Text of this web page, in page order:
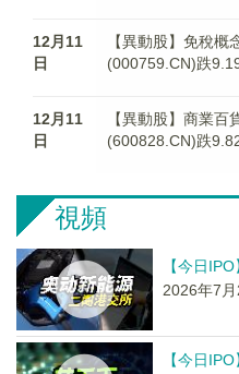
12月11
日
【異動股】免稅概
(000759.CN)跌
12月11
日
【異動股】商業
(600828.CN)跌
視頻
【今日
2026年7
【今日